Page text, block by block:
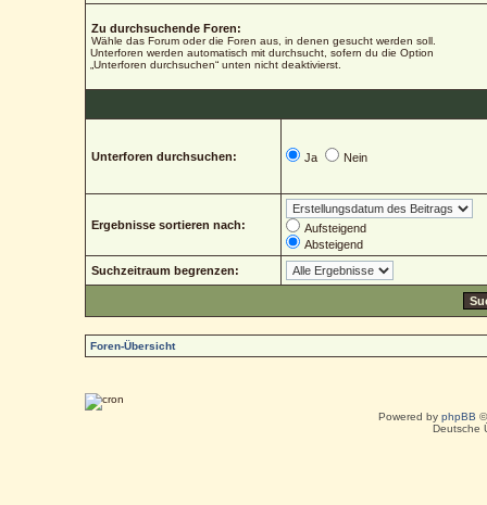
Zu durchsuchende Foren:
Wähle das Forum oder die Foren aus, in denen gesucht werden soll.
Unterforen werden automatisch mit durchsucht, sofern du die Option
„Unterforen durchsuchen“ unten nicht deaktivierst.
Unterforen durchsuchen: Ja Nein
Ergebnisse sortieren nach:
Aufsteigend
Absteigend
Suchzeitraum begrenzen:
Foren-Übersicht
Powered by phpBB
Deutsche